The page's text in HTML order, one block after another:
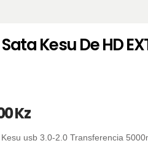
Kesu De HD
Kz
usb 3.0-2.0 Transferencia